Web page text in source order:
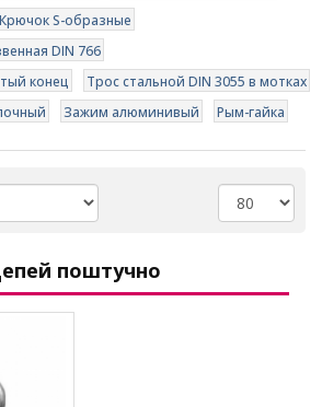
Крючок S-образные
DIN 766
конец
Трос стальной DIN 3055 в мотках
Зажим алюминивый Рым-гайка
поштучно